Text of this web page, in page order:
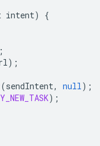
intent)
{
);
(sendIntent, null);
);